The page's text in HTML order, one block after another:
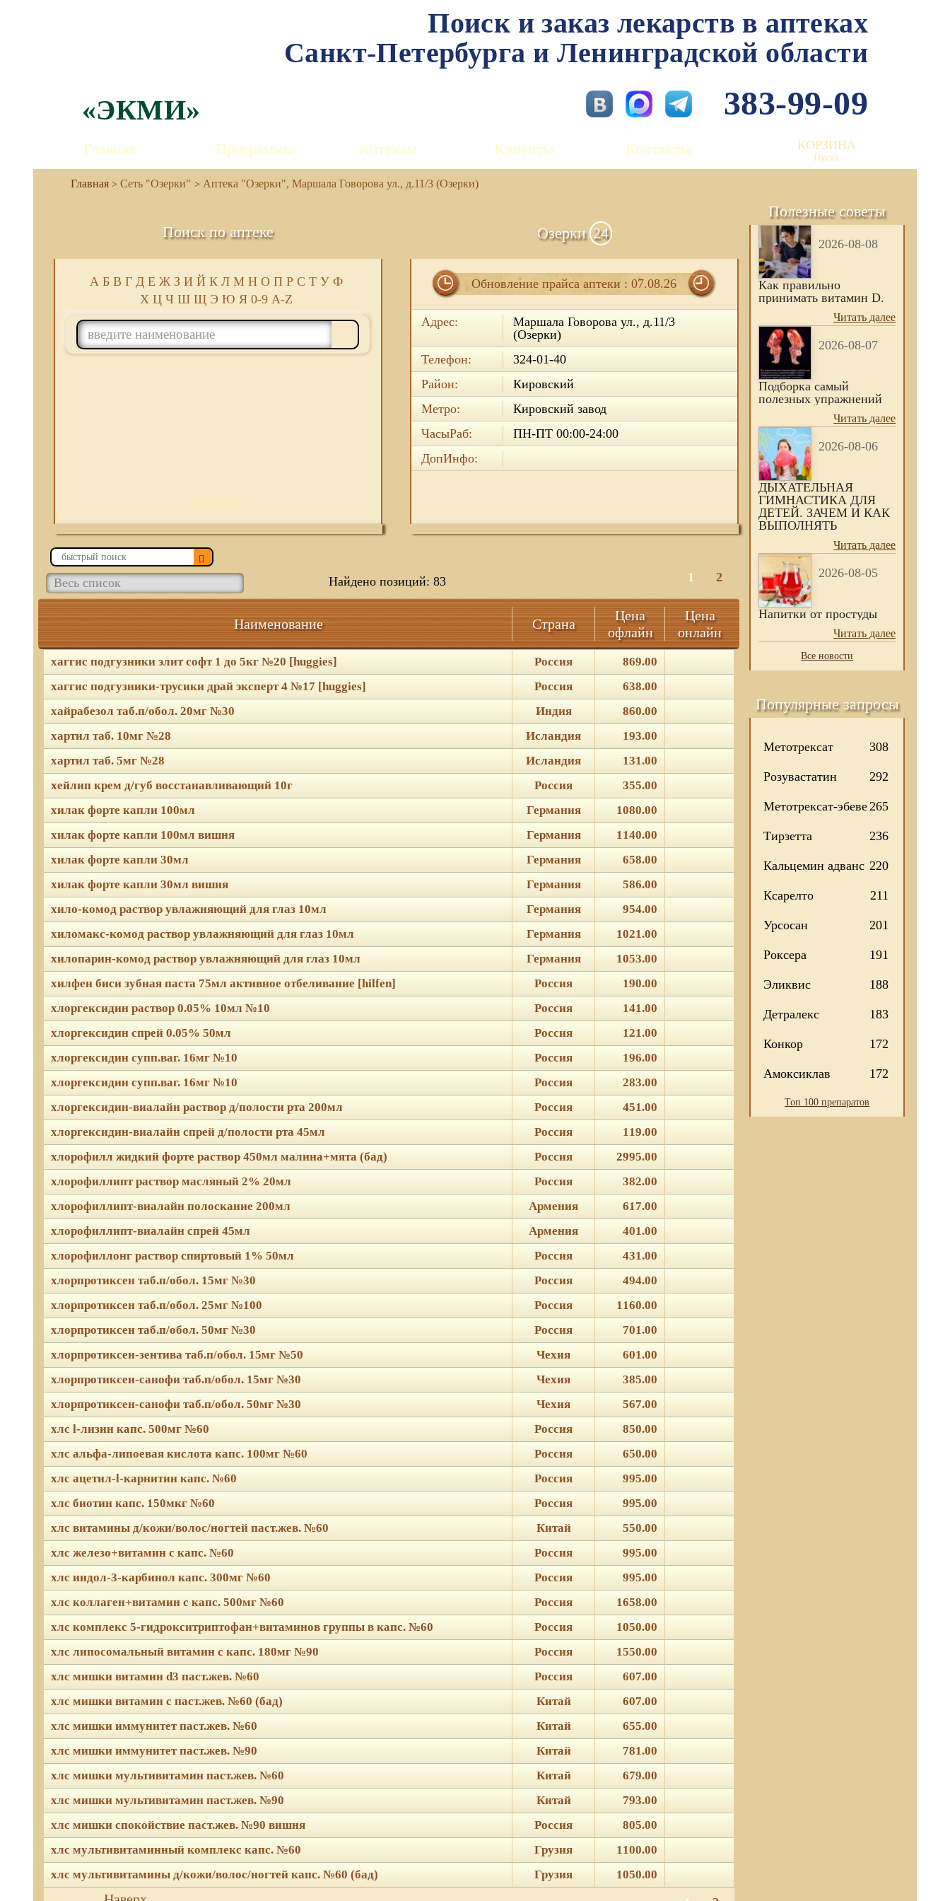
Поиск и заказ лекарств в аптеках
Санкт-Петербурга и Ленинградской области
383-99-09
«ЭКМИ»
Главная Программы Аптекам Клиенты Контакты КОРЗИНА
Пуста
Сеть "Озерки" Аптека "Озерки", Маршала Говорова ул., д.11/3 (Озерки)
Поиск по аптеке
А Б В Г Д Е Ж З И Й К Л М Н О П Р С Т У Ф
Х Ц Ч Ш Щ Э Ю Я 0-9 A-Z
ПОИСК
Озерки 24
Обновление прайса аптеки : 07.08.26
Адрес:
Маршала Говорова ул., д.11/3
(Озерки)
Телефон:
324-01-40
Район:
Кировский
Метро:
Кировский завод
ЧасыРаб:
ПН-ПТ 00:00-24:00
ДопИнфо:
Найдено позиций: 83 1 2
Наименование Страна
Цена
офлайн
Цена
онлайн
хаггис подгузники элит софт 1 до 5кг №20 [huggies] Россия
869.00
хаггис подгузники-трусики драй эксперт 4 №17 [huggies]
Россия
638.00
хайрабезол таб.п/обол. 20мг №30
Индия
860.00
хартил таб. 10мг №28
Исландия
193.00
хартил таб. 5мг №28
Исландия
131.00
хейлип крем д/губ восстанавливающий 10г
Россия
355.00
хилак форте капли 100мл
Германия
1080.00
хилак форте капли 100мл вишня
Германия
1140.00
хилак форте капли 30мл
Германия
658.00
хилак форте капли 30мл вишня
Германия
586.00
хило-комод раствор увлажняющий для глаз 10мл
Германия
954.00
хиломакс-комод раствор увлажняющий для глаз 10мл
Германия
1021.00
хилопарин-комод раствор увлажняющий для глаз 10мл
Германия
1053.00
хилфен биси зубная паста 75мл активное отбеливание [hilfen]
Россия
190.00
хлоргексидин раствор 0.05% 10мл №10
Россия
141.00
хлоргексидин спрей 0.05% 50мл
Россия
121.00
хлоргексидин супп.ваг. 16мг №10
Россия
196.00
хлоргексидин супп.ваг. 16мг №10
Россия
283.00
хлоргексидин-виалайн раствор д/полости рта 200мл
Россия
451.00
хлоргексидин-виалайн спрей д/полости рта 45мл
Россия
119.00
хлорофилл жидкий форте раствор 450мл малина+мята (бад)
Россия
2995.00
хлорофиллипт раствор масляный 2% 20мл
Россия
382.00
хлорофиллипт-виалайн полоскание 200мл
Армения
617.00
хлорофиллипт-виалайн спрей 45мл
Армения
401.00
хлорофиллонг раствор спиртовый 1% 50мл
Россия
431.00
хлорпротиксен таб.п/обол. 15мг №30
Россия
494.00
хлорпротиксен таб.п/обол. 25мг №100
Россия
1160.00
хлорпротиксен таб.п/обол. 50мг №30
Россия
701.00
хлорпротиксен-зентива таб.п/обол. 15мг №50
Чехия
601.00
хлорпротиксен-санофи таб.п/обол. 15мг №30
Чехия
385.00
хлорпротиксен-санофи таб.п/обол. 50мг №30
Чехия
567.00
хлс l-лизин капс. 500мг №60
Россия
850.00
хлс альфа-липоевая кислота капс. 100мг №60
Россия
650.00
хлс ацетил-l-карнитин капс. №60
Россия
995.00
хлс биотин капс. 150мкг №60
Россия
995.00
хлс витамины д/кожи/волос/ногтей паст.жев. №60
Китай
550.00
хлс железо+витамин с капс. №60
Россия
995.00
хлс индол-3-карбинол капс. 300мг №60
Россия
995.00
хлс коллаген+витамин с капс. 500мг №60
Россия
1658.00
хлс комплекс 5-гидрокситриптофан+витаминов группы в капс. №60
Россия
1050.00
хлс липосомальный витамин с капс. 180мг №90
Россия
1550.00
хлс мишки витамин d3 паст.жев. №60
Россия
607.00
хлс мишки витамин с паст.жев. №60 (бад)
Китай
607.00
хлс мишки иммунитет паст.жев. №60
Китай
655.00
хлс мишки иммунитет паст.жев. №90
Китай
781.00
хлс мишки мультивитамин паст.жев. №60
Китай
679.00
хлс мишки мультивитамин паст.жев. №90
Китай
793.00
хлс мишки спокойствие паст.жев. №90 вишня
Россия
805.00
хлс мультивитаминный комплекс капс. №60
Грузия
1100.00
хлс мультивитамины д/кожи/волос/ногтей капс. №60 (бад)
Грузия 1050.00
Полезные советы
2026-08-08
Как правильно
принимать витамин D.
Читать далее
2026-08-07
Подборка самый
полезных упражнений
Читать далее
2026-08-06
ДЫХАТЕЛЬНАЯ
ГИМНАСТИКА ДЛЯ
ДЕТЕЙ. ЗАЧЕМ И КАК
ВЫПОЛНЯТЬ
Читать далее
2026-08-05
Напитки от простуды
Читать далее
Все новости
Популярные запросы
Метотрексат 308
Розувастатин 292
Метотрексат-эбеве265
Тирзетта 236
Кальцемин адванс 220
Ксарелто 211
Урсосан 201
Роксера 191
Эликвис 188
Детралекс 183
Конкор 172
Амоксиклав 172
Топ 100 препаратов
Мы используем файлы Сookie для корректной работы веб-сайта. Подробности - вПолитике в отношении обработки